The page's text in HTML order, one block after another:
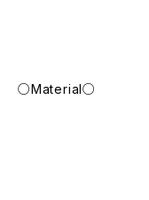
○Material○